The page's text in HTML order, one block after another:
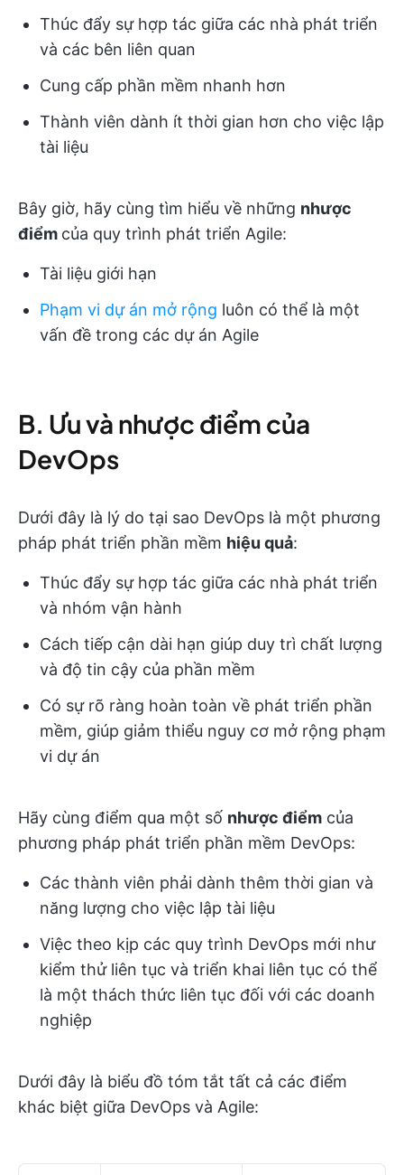
Thúc đẩy sự hợp tác giữa các nhà phát triển
và các bên liên quan
Cung cấp phần mềm nhanh hơn
Thành viên dành ít thời gian hơn cho việc lập
tài liệu
Bây giờ, hãy cùng tìm hiểu về những nhược
điểm của quy trình phát triển Agile:
Tài liệu giới hạn
Phạm vi dự án mở rộng luôn có thể là một
vấn đề trong các dự án Agile
B. Ưu và nhược điểm của
DevOps
Dưới đây là lý do tại sao DevOps là một phương
pháp phát triển phần mềm hiệu quả:
Thúc đẩy sự hợp tác giữa các nhà phát triển
và nhóm vận hành
Cách tiếp cận dài hạn giúp duy trì chất lượng
và độ tin cậy của phần mềm
Có sự rõ ràng hoàn toàn về phát triển phần
mềm, giúp giảm thiểu nguy cơ mở rộng phạm
vi dự án
Hãy cùng điểm qua một số nhược điểm của
phương pháp phát triển phần mềm DevOps:
Các thành viên phải dành thêm thời gian và
năng lượng cho việc lập tài liệu
Việc theo kịp các quy trình DevOps mới như
kiểm thử liên tục và triển khai liên tục có thể
là một thách thức liên tục đối với các doanh
nghiệp
Dưới đây là biểu đồ tóm tắt tất cả các điểm
khác biệt giữa DevOps và Agile: